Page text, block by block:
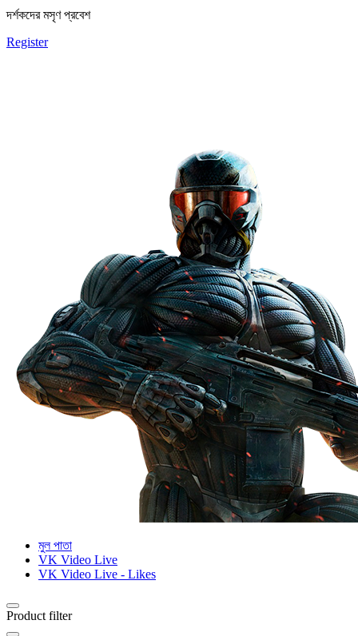
দর্শকদের মসৃণ প্রবেশ
Register
মুল পাতা
VK Video Live
VK Video Live - Likes
Product filter